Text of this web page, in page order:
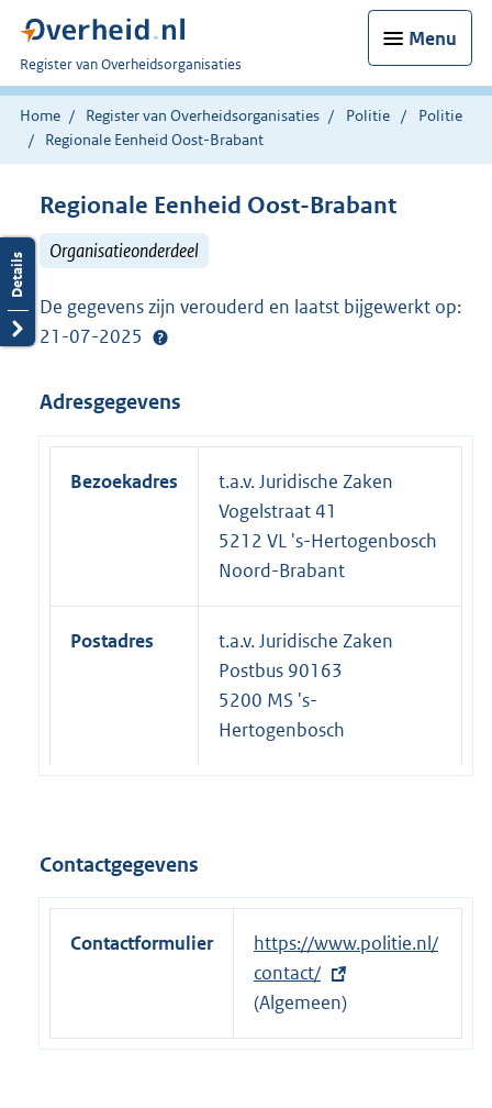
Menu
U
bent
nu
hier:
Register van Overheidsorganisaties
Home Register van Overheidsorganisaties Politie
Politie
Regionale Eenheid Oost-Brabant
Regionale Eenheid Oost-Brabant
Organisatieonderdeel
De gegevens zijn verouderd en laatst bijgewerkt op:
21-07-2025
Adresgegevens
Bezoekadres
t.a.v. Juridische Zaken
Vogelstraat 41
5212 VL 's-Hertogenbosch
Noord-Brabant
Postadres
t.a.v. Juridische Zaken
Postbus 90163
5200 MS 's-
Hertogenbosch
Contactgegevens
Contactformulier
E
x
t
e
https://www.politie.nl/
contact/
(Algemeen)